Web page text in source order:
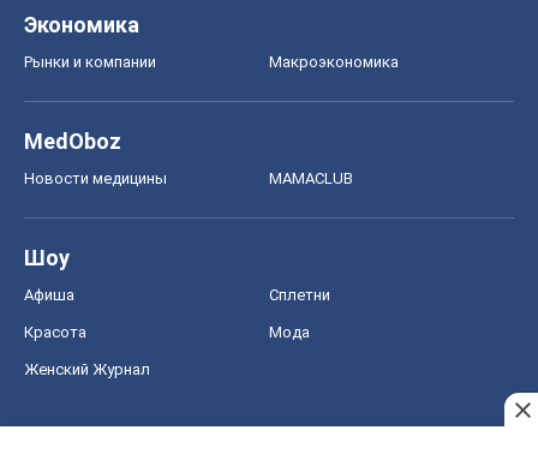
Экономика
Рынки и компании Mакроэкономика
MedOboz
Новости медицины MAMACLUB
Шоу
Афиша Сплетни
Красота Мода
Женский Журнал